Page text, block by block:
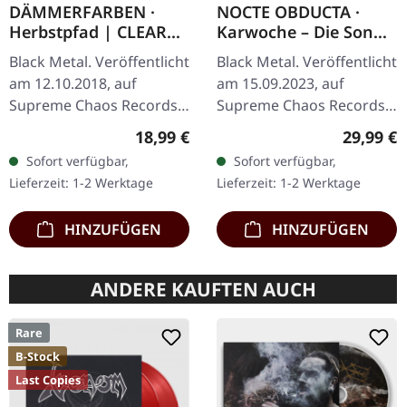
DÄMMERFARBEN ·
Herbstpfad | CLEAR
LP
Black Metal. Veröffentlicht
am 12.10.2018, auf
Supreme Chaos Records.
Transparentes Vinyl
limitiert auf nur 200
Exemplare. Diese
hochwertige…
Regulärer Preis:
18,99 €
Sofort verfügbar,
Lieferzeit: 1-2 Werktage
HINZUFÜGEN
NOCTE OBDUCTA ·
Karwoche – Die Sonne
der Toten pulsiert |
CLEAR/RED MARBLED
LP
Black Metal. Veröffentlicht
am 15.09.2023, auf
Supreme Chaos Records.
Clear/Rot/Weiß/Schwarz
marmoriertes Vinyl im
Gatefold-Cover mit Insert,
…
29,99 €
Sofort verfügbar,
Lieferzeit: 1-2 Werktage
HINZUFÜGEN
ANDERE KAUFTEN AUCH
Rare
B-Stock
Last Copies